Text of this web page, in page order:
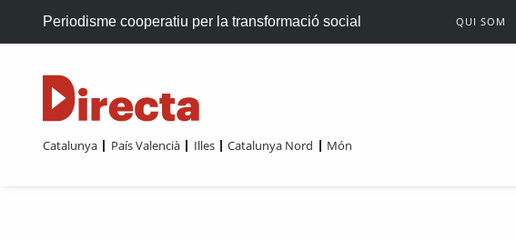
Periodisme cooperatiu per la transformació social QUI SOM
Catalunya País Valencià Illes Catalunya Nord Món